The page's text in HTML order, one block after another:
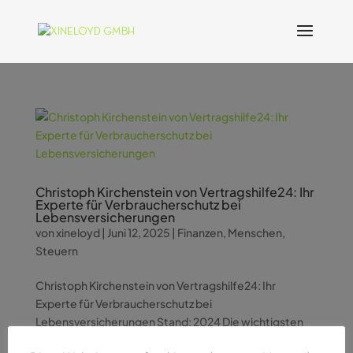
Christoph Kirchenstein von Vertragshilfe24: Ihr
Experte für Verbraucherschutz bei
Lebensversicherungen
vonxineloyd| Juni 12, 2025 | Finanzen, Menschen,
Steuern
Christoph Kirchenstein von Vertragshilfe24: Ihr
Experte für Verbraucherschutz bei
Lebensversicherungen Stand: 2024 Die wichtigsten